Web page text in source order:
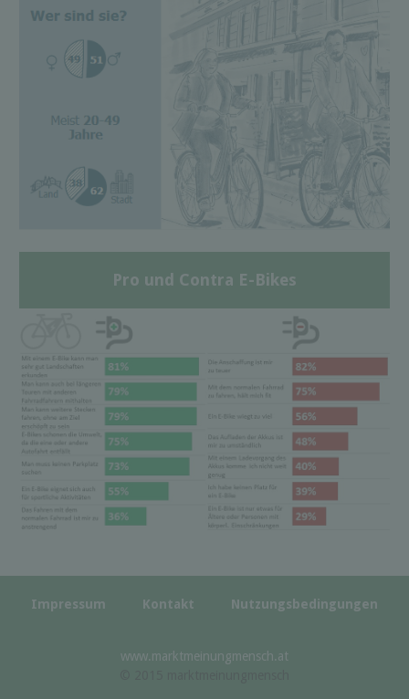
Pro und Contra E-Bikes
Impressum Kontakt Nutzungsbedingungen
www.marktmeinungmensch.at